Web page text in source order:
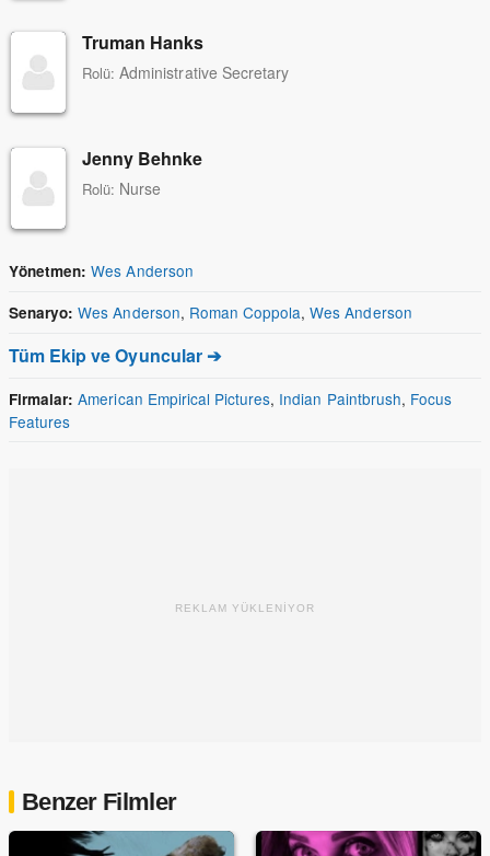
Truman Hanks
Rolü: Administrative Secretary
Jenny Behnke
Rolü: Nurse
Yönetmen: Wes Anderson
Senaryo: Wes Anderson, Roman Coppola,Wes Anderson
Tüm Ekip ve Oyuncular ➔
Firmalar: American Empirical Pictures, Indian Paintbrush, Focus
Features
REKLAM YÜKLENİYOR
Benzer Filmler